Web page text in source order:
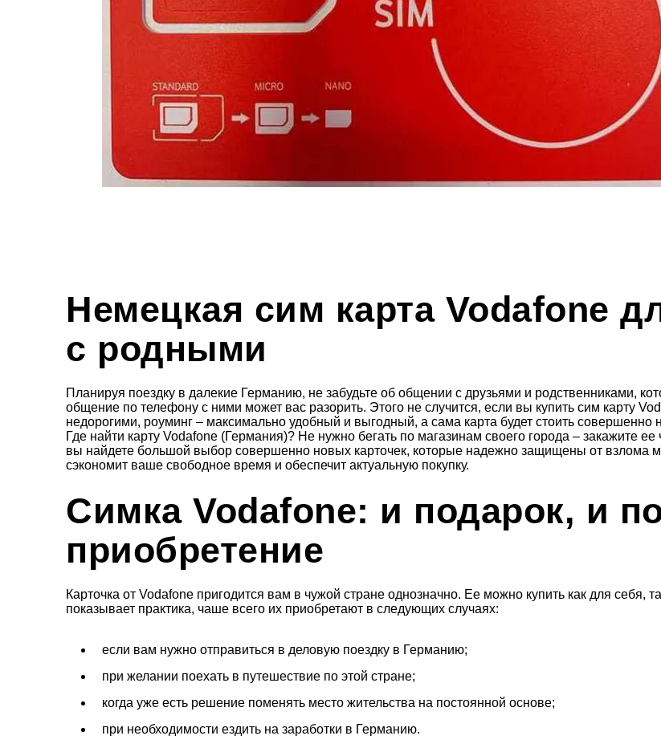
Немецкая сим карта Vodafone
с родными
Планируя поездку в далекие Германию, не забудьте об общении с друзьями и родственниками,
общение по телефону с ними может вас разорить. Этого не случится, если вы купить сим карту
недорогими, роуминг – максимально удобный и выгодный, а сама карта будет стоить совершенно
Где найти карту Vodafone (Германия)? Не нужно бегать по магазинам своего города – закажите
вы найдете большой выбор совершенно новых карточек, которые надежно защищены от взлома
сэкономит ваше свободное время и обеспечит актуальную покупку.
Симка Vodafone: и подарок, и
приобретение
Карточка от Vodafone пригодится вам в чужой стране однозначно. Ее можно купить как для себя,
показывает практика, чаше всего их приобретают в следующих случаях:
если вам нужно отправиться в деловую поездку в Германию;
при желании поехать в путешествие по этой стране;
когда уже есть решение поменять место жительства на постоянной основе;
при необходимости ездить на заработки в Германию.